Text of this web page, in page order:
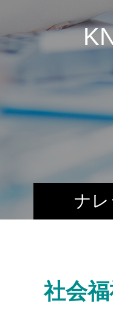
ナレ
KNOW
社会